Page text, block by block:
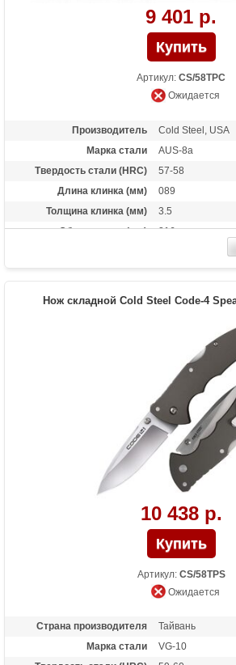
9 401 р.
Артикул: CS/58TPC
Ожидается
Производитель
Cold Steel, USA
Марка стали
AUS-8a
Твердость стали (HRC)
57-58
Длина клинка (мм)
089
Толщина клинка (мм)
3.5
Общая длина (мм)
216
Вес (гр)
122
Нож складной Cold Steel Code-4
10 438 р.
Артикул: CS/58TPS
Ожидается
Страна производителя
Тайвань
Марка стали
VG-10